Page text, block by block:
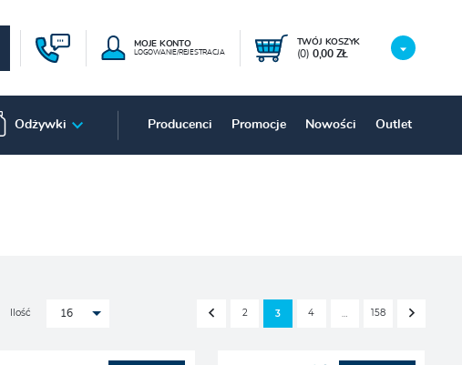
MOJE KONTO
LOGOWANIE/REJESTRACJA
TWÓJ KOSZYK
(0) 0,00 ZŁ
Odżywki Producenci Promocje Nowości Outlet
Ilość 16 2 3 4 … 158